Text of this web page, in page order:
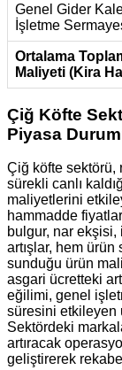
Genel Gider
İşletme
Ortalama
Maliyeti (Kira
Çiğ Köfte
Piyasa
Çiğ köfte sektörü,
sürekli canlı
maliyetlerini
hammadde
bulgur, nar
artışlar, hem ürün
sunduğu ürün
asgari ücretteki
eğilimi, genel
süresini etkileyen
Sektördeki
artıracak
geliştirerek